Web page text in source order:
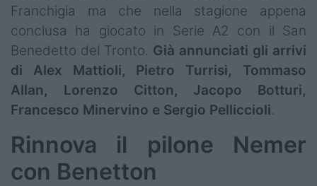
Franchigia ma che nella stagione appena
conclusa ha giocato in Serie A2 con il San
Benedetto del Tronto. Già annunciati gli arrivi
di Alex Mattioli, Pietro Turrisi, Tommaso
Allan, Lorenzo Citton, Jacopo Botturi,
Francesco Minervino e Sergio Pelliccioli.
Rinnova il pilone Nemer
con Benetton